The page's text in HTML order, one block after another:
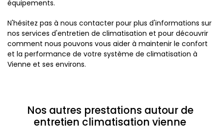
équipements.
N'hésitez pas à nous contacter pour plus d'informations sur
nos services d'entretien de climatisation et pour découvrir
comment nous pouvons vous aider à maintenir le confort
et la performance de votre système de climatisation à
Vienne et ses environs.
Nos autres prestations autour de
entretien climatisation vienne